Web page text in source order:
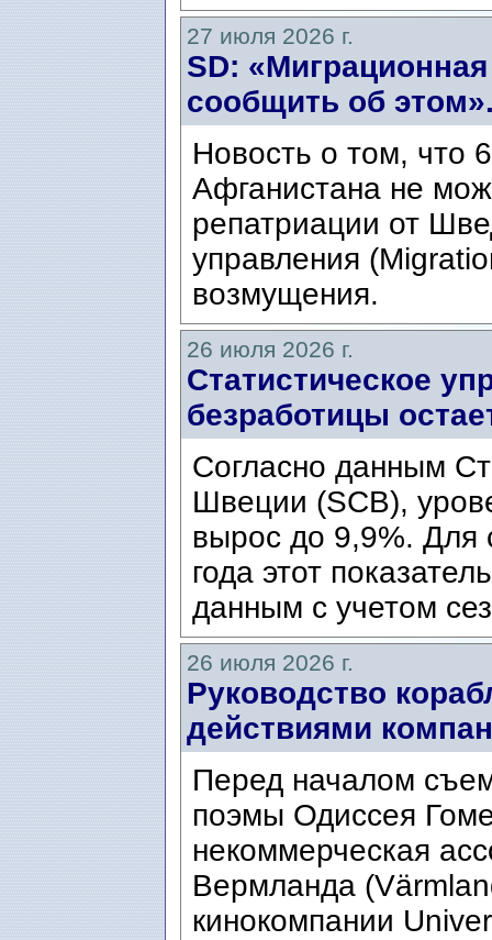
27 июля 2026 г.
SD:
сообщить об
Новость о том, что
Афганистана не
репатриации от
управления
возмущения.
26 июля 2026 г.
Статистическое
безработицы
Согласно данным
Швеции (SCB),
вырос до 9,9%. Для
года этот
данным с учетом
26 июля 2026 г.
Руководство
действиями
Перед началом
поэмы Одиссея
некоммерческая
Вермланда
кинокомпании